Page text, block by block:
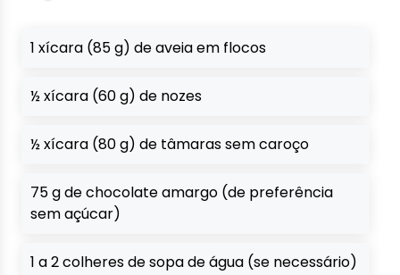
1 xícara (85 g) de aveia em flocos
½ xícara (60 g) de nozes
½ xícara (80 g) de tâmaras sem caroço
75 g de chocolate amargo (de preferência
sem açúcar)
1 a 2 colheres de sopa de água (se necessário)